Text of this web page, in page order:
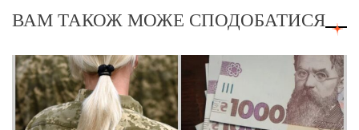
ВАМ ТАКОЖ МОЖЕ СПОДОБАТИСЯ